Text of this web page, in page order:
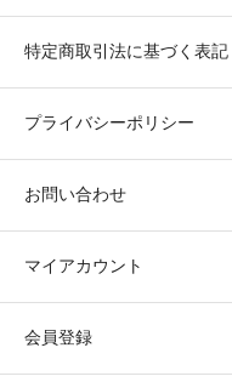
特定商取引法に基づく表記
プライバシーポリシー
お問い合わせ
マイアカウント
会員登録